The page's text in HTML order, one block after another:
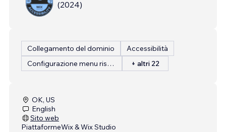
(2024)
Collegamento del dominio
Accessibilità
Configurazione menu ristorante
+ altri 22
OK, US
English
Sito web
PiattaformeWix & Wix Studio